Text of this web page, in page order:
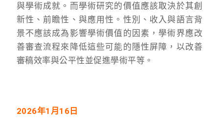
與學術成就。而學術研究的價值應該取決於其創
新性、前瞻性、與應用性。性別、收入與語言背
景不應該成為影響學術價值的因素，學術界應改
善審查流程來降低這些可能的隱性屏障，以改善
審稿效率與公平性並促進學術平等。
2026年1月16日